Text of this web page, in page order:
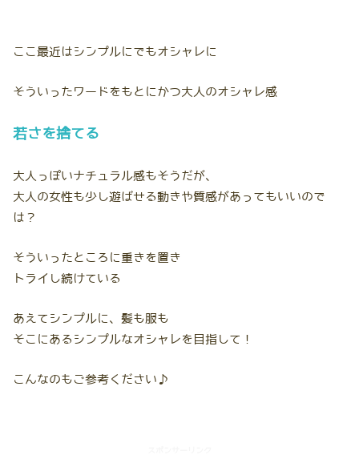
ここ最近はシンプルにでもオシャレに
そういったワードをもとにかつ大人のオシャレ感
若さを捨てる
大人っぽいナチュラル感もそうだが、
大人の女性も少し遊ばせる動きや質感があってもいいので
は？
そういったところに重きを置き
トライし続けている
あえてシンプルに、髪も服も
そこにあるシンプルなオシャレを目指して！
こんなのもご参考ください♪